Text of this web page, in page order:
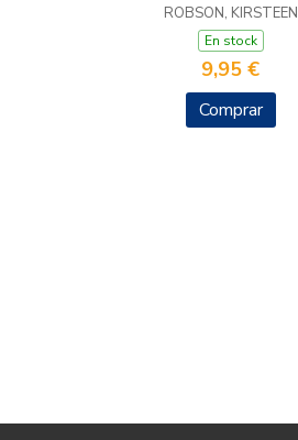
ROBSON, KIRSTEEN
En stock
9,95 €
Comprar